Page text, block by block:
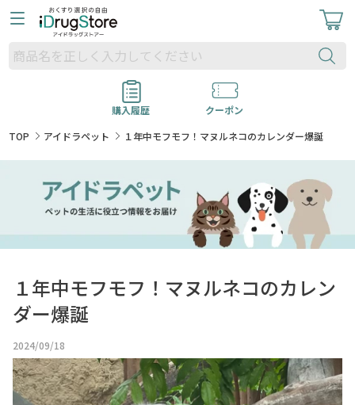
購入履歴
クーポン
TOP
アイドラペット １年中モフモフ！マヌルネコのカレンダー爆誕
１年中モフモフ！マヌルネコのカレン
ダー爆誕
2024/09/18